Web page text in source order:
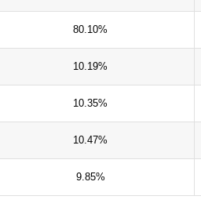
80.10%
10.19%
10.35%
10.47%
9.85%